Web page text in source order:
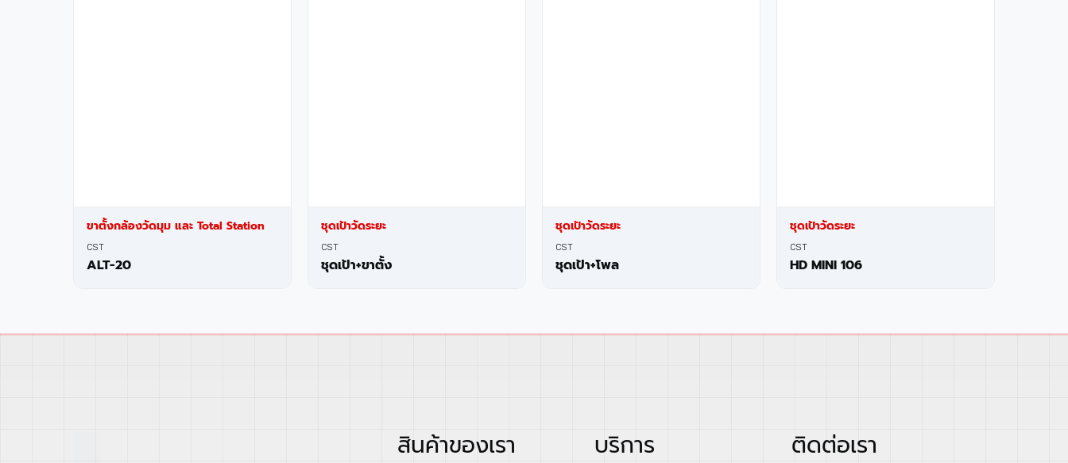
ขาตั้งกล้องวัดมุม และ Total Station
CST
ALT-20
ชุดเป้าวัดระยะ
CST
ชุดเป้า+ขาตั้ง
ชุดเป้าวัดระยะ
CST
ชุดเป้า+โพล
ชุดเป้าวัดระยะ
CST
HD MINI 106
สินค้าของเรา บริการ ติดต่อเรา